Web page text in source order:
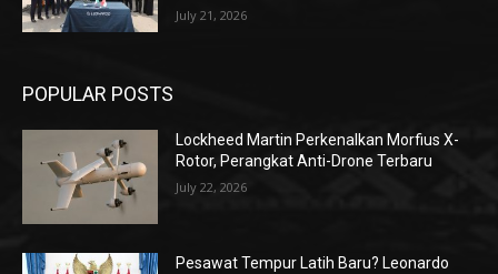
July 21, 2026
POPULAR POSTS
Lockheed Martin Perkenalkan Morfius X-
Rotor, Perangkat Anti-Drone Terbaru
July 22, 2026
Pesawat Tempur Latih Baru? Leonardo